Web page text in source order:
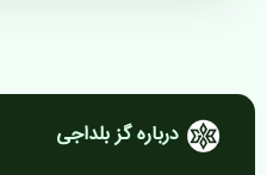
درباره گز بلداجی